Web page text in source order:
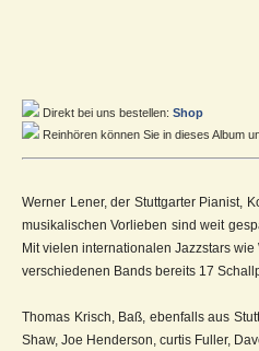
Direkt bei uns bestellen: Shop
Reinhören können Sie in dieses Album
Werner Lener, der Stuttgarter Pianist,
musikalischen Vorlieben sind weit
Mit vielen internationalen Jazzstars
verschiedenen Bands bereits 17
Thomas Krisch, Baß, ebenfalls aus
Shaw, Joe Henderson, curtis Fuller,